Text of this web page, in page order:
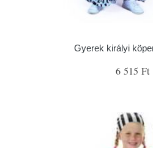
Gyerek királyi
6 515 Ft